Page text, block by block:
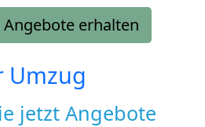
Angebote erhalten
Umzug
jetzt Angebote